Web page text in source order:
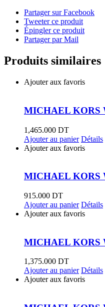
Partager sur Facebook
Tweeter ce produit
Épingler ce produit
Partager par Mail
Produits similaires
Ajouter aux favoris
MICHAEL KORS
1,465.000 DT
Ajouter au panier Détails
Ajouter aux favoris
MICHAEL KORS
915.000 DT
Ajouter au panier Détails
Ajouter aux favoris
MICHAEL KORS
1,375.000 DT
Ajouter au panier Détails
Ajouter aux favoris